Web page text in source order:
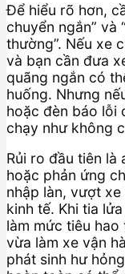
Để hiểu rõ hơn,
chuyển ngắn” và
thường”. Nếu xe
và bạn cần đưa
quãng ngắn có
huống. Nhưng
hoặc đèn báo lỗi
chạy như không
Rủi ro đầu tiên là
hoặc phản ứng
nhập làn, vượt
kinh tế. Khi tia
làm mức tiêu
vừa làm xe vận
phát sinh hư